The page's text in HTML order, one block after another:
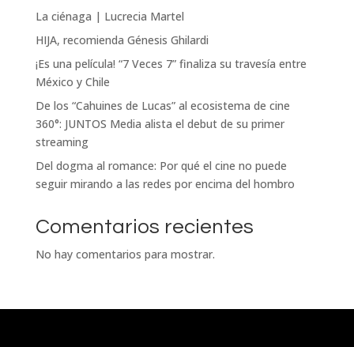
La ciénaga | Lucrecia Martel
HIJA, recomienda Génesis Ghilardi
¡Es una película! “7 Veces 7” finaliza su travesía entre
México y Chile
De los “Cahuines de Lucas” al ecosistema de cine
360°: JUNTOS Media alista el debut de su primer
streaming
Del dogma al romance: Por qué el cine no puede
seguir mirando a las redes por encima del hombro
Comentarios recientes
No hay comentarios para mostrar.